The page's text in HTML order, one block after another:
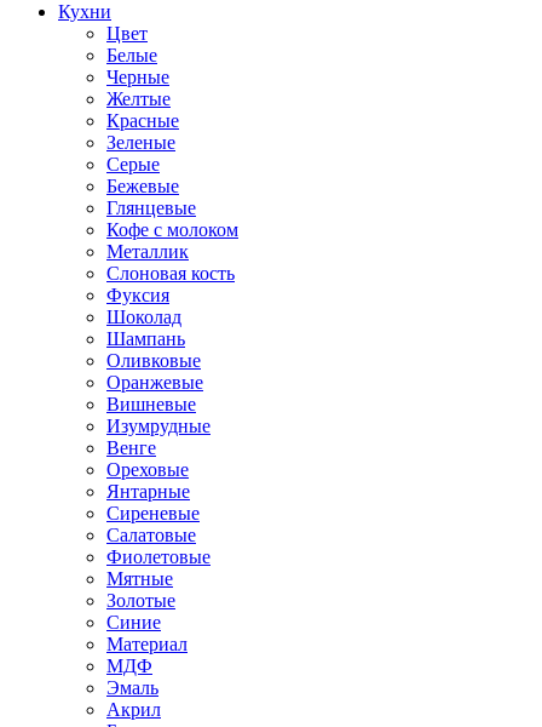
Кухни
Цвет
Белые
Черные
Желтые
Красные
Зеленые
Серые
Бежевые
Глянцевые
Кофе с молоком
Металлик
Слоновая кость
Фуксия
Шоколад
Шампань
Оливковые
Оранжевые
Вишневые
Изумрудные
Венге
Ореховые
Янтарные
Сиреневые
Салатовые
Фиолетовые
Мятные
Золотые
Синие
Материал
МДФ
Эмаль
Акрил